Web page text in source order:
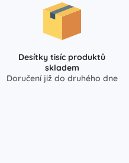
Desítky tisíc produktů
skladem
Doručení již do druhého dne